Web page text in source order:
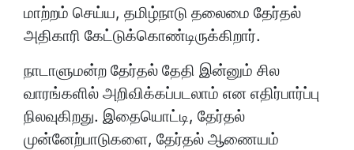
மாற்றம் செய்ய, தமிழ்நாடு தலைமை தேர்தல்
அதிகாரி கேட்டுக்கொண்டிருக்கிறார்.
நாடாளுமன்ற தேர்தல் தேதி இன்னும் சில
வாரங்களில் அறிவிக்கப்படலாம் என எதிர்பார்ப்பு
நிலவுகிறது. இதையொட்டி, தேர்தல்
முன்னேற்பாடுகளை, தேர்தல் ஆணையம்